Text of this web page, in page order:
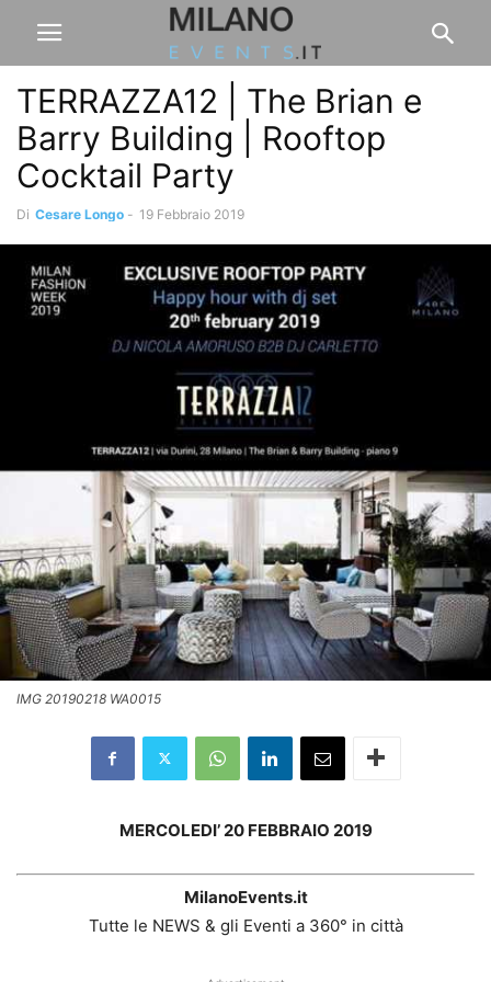
TERRAZZA12 | The Brian e
Barry Building | Rooftop
Cocktail Party
Di Cesare Longo - 19 Febbraio 2019
IMG 20190218 WA0015
MERCOLEDI’ 20 FEBBRAIO 2019
MilanoEvents.it
Tutte le NEWS & gli Eventi a 360° in città